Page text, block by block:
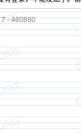
- 460880